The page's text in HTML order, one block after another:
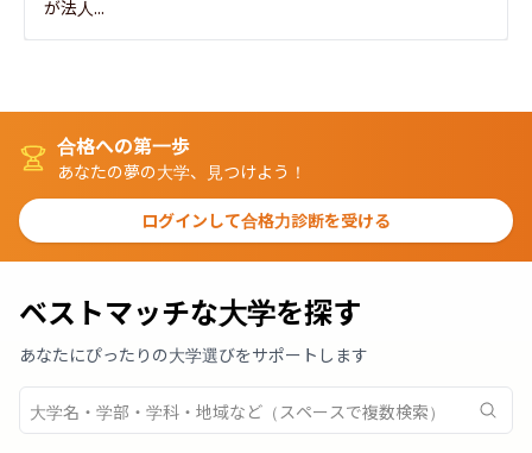
が法人...
合格への第一歩
あなたの夢の大学、見つけよう！
ログインして合格力診断を受ける
ベストマッチな大学を探す
あなたにぴったりの大学選びをサポートします